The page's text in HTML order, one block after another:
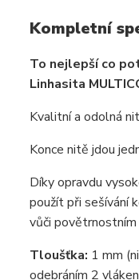
Kompletní
To nejlepší co
Linhasita
Kvalitní a odolná
Konce nitě jdou
Díky opravdu
použít při sešívání
vůči povětrnostním
Tloušťka: 1 mm
odebráním 2